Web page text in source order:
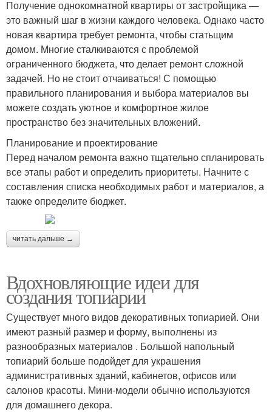
Получение однокомнатной квартиры от застройщика —
это важный шаг в жизни каждого человека. Однако часто
новая квартира требует ремонта, чтобы статьщим
домом. Многие сталкиваются с проблемой
ограниченного бюджета, что делает ремонт сложной
задачей. Но не стоит отчаиваться! С помощью
правильного планирования и выбора материалов вы
можете создать уютное и комфортное жилое
пространство без значительных вложений.
Планирование и проектирование
Перед началом ремонта важно тщательно спланировать
все этапы работ и определить приоритеты. Начните с
составления списка необходимых работ и материалов, а
также определите бюджет.
читать дальше →
Вдохновляющие идеи для
создания топиарии
Существует много видов декоративных топиарией. Они
имеют разный размер и форму, выполнены из
разнообразных материалов . Большой напольный
топиарий больше подойдет для украшения
административных зданий, кабинетов, офисов или
салонов красоты. Мини-модели обычно используются
для домашнего декора.